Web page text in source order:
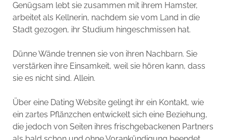
Genügsam lebt sie zusammen mit ihrem Hamster,
arbeitet als Kellnerin, nachdem sie vom Land in die
Stadt gezogen, ihr Studium hingeschmissen hat.
Dünne Wände trennen sie von ihren Nachbarn. Sie
verstärken ihre Einsamkeit, weil sie hören kann, dass
sie es nicht sind. Allein.
Über eine Dating Website gelingt ihr ein Kontakt, wie
ein zartes Pflänzchen entwickelt sich eine Beziehung,
die jedoch von Seiten ihres frischgebackenen Partners